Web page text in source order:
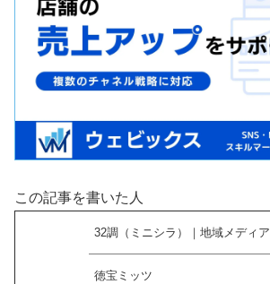
この記事を書いた人
32調（ミニシラ）｜地域メディア
徳宝ミッツ